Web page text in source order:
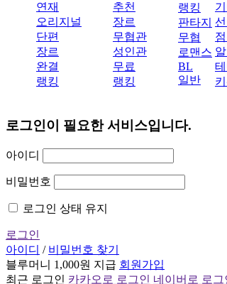
연재
오리지널
단편
장르
완결
랭킹
추천
장르
무협관
성인관
무료
랭킹
랭킹
판타지
무협
로맨스
BL
일반
로그인이 필요한 서비스입니다.
아이디
비밀번호
로그인 상태 유지
로그인
아이디 / 비밀번호 찾기
블루머니 1,000원 지급 회원가입
최근 로그인 카카오로 로그인 네이버로 로그